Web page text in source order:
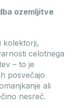
ozemljitve
kolektorji,
celotnega
– to je
posvečajo
ali
nesreč.
da si ogledate cene!